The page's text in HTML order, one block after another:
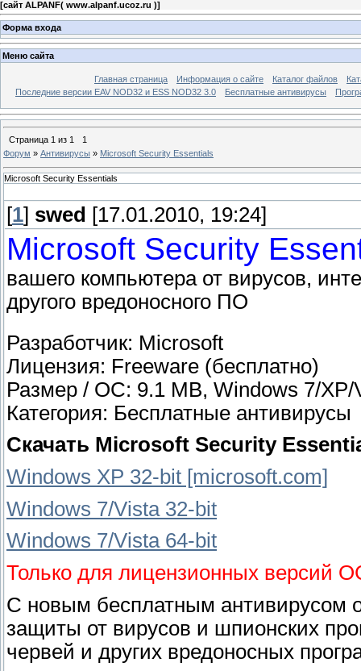
[сайт ALPANF( www.alpanf.ucoz.ru )]
Форма входа
Меню сайта
Главная страница Информация о сайте Каталог файлов
Последние версии EAV NOD32 и ESS NOD32 3.0
Бесплатные антивирусы
Страница 1 из 1
1
Форум » Антивирусы » Microsoft Security Essentials
Microsoft Security Essentials
[1] swed [17.01.2010, 19:24]
Microsoft Security
вашего компьютера от вирусов,
другого вредоносного ПО
Разработчик: Microsoft
Лицензия: Freeware (бесплатно)
Размер / ОС: 9.1 MB, Windows 7/XP/
Категория: Бесплатные антивирусы
Скачать Microsoft Security
Windows XP 32-bit [microsoft.com]
Windows 7/Vista 32-bit
Windows 7/Vista 64-bit
Только для лицензионных версий
С новым бесплатным антивирусом
защиты от вирусов и шпионских
червей и других вредоносных